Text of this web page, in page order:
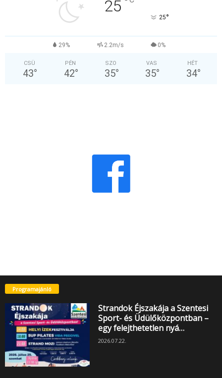
25
25°
29% 2.2m/s 0%
CSÜ
43°
PÉN
42°
SZO
35°
VAS
35°
HÉT
34°
Programajánló
Strandok Éjszakája a Szentesi
Sport- és Üdülőközpontban –
egy felejthetetlen nyá…
2026.07.22.